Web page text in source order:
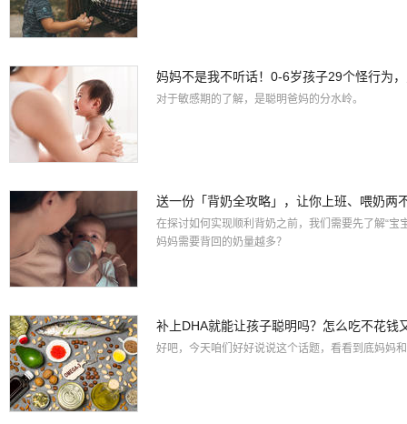
妈妈不是我不听话！0-6岁孩子29个怪行为
对于敏感期的了解，是聪明爸妈的分水岭。
送一份「背奶全攻略」，让你上班、喂奶两
在探讨如何实现顺利背奶之前，我们需要先了解“宝
妈妈需要背回的奶量越多？
补上DHA就能让孩子聪明吗？怎么吃不花钱
好吧，今天咱们好好说说这个话题，看看到底妈妈